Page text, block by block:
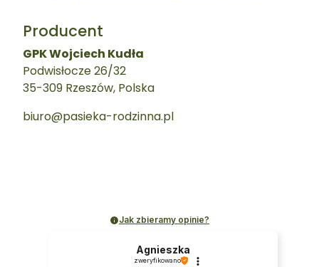
Producent
GPK Wojciech Kudła
Podwisłocze 26/32
35-309 Rzeszów, Polska
biuro@pasieka-rodzinna.pl
Jak zbieramy opinie?
Agnieszka
zweryfikowano